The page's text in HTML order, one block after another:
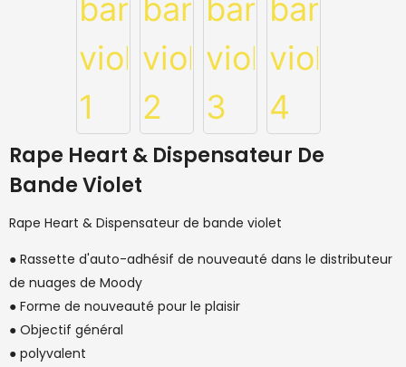
Rape Heart & Dispensateur De
Bande Violet
Rape Heart & Dispensateur de bande violet
● Rassette d'auto-adhésif de nouveauté dans le distributeur
de nuages ​​de Moody
● Forme de nouveauté pour le plaisir
● Objectif général
● polyvalent